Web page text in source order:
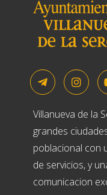
Villanueva de la
grandes
poblacional con
de servicios, y
comunicacion